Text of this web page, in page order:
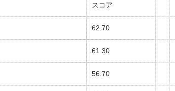
スコア
62.70
61.30
56.70